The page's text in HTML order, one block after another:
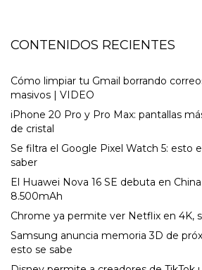
CONTENIDOS RECIENTES
Cómo limpiar tu Gmail borrando
masivos | VIDEO
iPhone 20 Pro y Pro Max: pantallas
de cristal
Se filtra el Google Pixel Watch 5: esto
saber
El Huawei Nova 16 SE debuta en
8.500mAh
Chrome ya permite ver Netflix en 4K,
Samsung anuncia memoria 3D de
esto se sabe